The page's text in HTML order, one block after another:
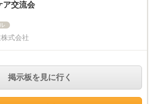
ア交流会
式会社
掲示板を見に行く